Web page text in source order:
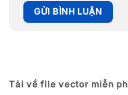
Tải về file vector miễn